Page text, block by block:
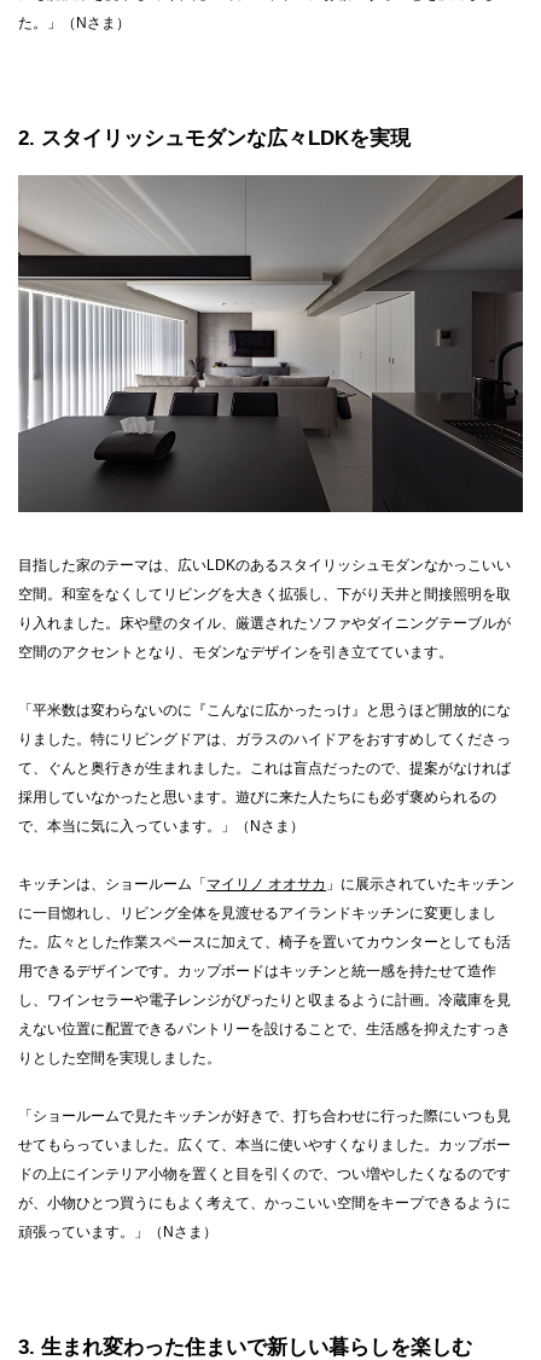
た。」（Nさま）
2 スタイリッシュモダンな広々LDKを実現
目指した家のテーマは、広いLDKのあるスタイリッシュモダンなかっこいい
空間。和室をなくしてリビングを大きく拡張し、下がり天井と間接照明を取
り入れました。床や壁のタイル、厳選されたソファやダイニングテーブルが
空間のアクセントとなり、モダンなデザインを引き立てています。
「平米数は変わらないのに『こんなに広かったっけ』と思うほど開放的にな
りました。特にリビングドアは、ガラスのハイドアをおすすめしてくださっ
て、ぐんと奥行きが生まれました。これは盲点だったので、提案がなければ
採用していなかったと思います。遊びに来た人たちにも必ず褒められるの
で、本当に気に入っています。」（Nさま）
キッチンは、ショールーム「マイリノ オオサカ 」に展示されていたキッチン
に一目惚れし、リビング全体を見渡せるアイランドキッチンに変更しまし
た。広々とした作業スペースに加えて、椅子を置いてカウンターとしても活
用できるデザインです。カップボードはキッチンと統一感を持たせて造作
し、ワインセラーや電子レンジがぴったりと収まるように計画。冷蔵庫を見
えない位置に配置できるパントリーを設けることで、生活感を抑えたすっき
りとした空間を実現しました。
「ショールームで見たキッチンが好きで、打ち合わせに行った際にいつも見
せてもらっていました。広くて、本当に使いやすくなりました。カップボー
ドの上にインテリア小物を置くと目を引くので、つい増やしたくなるのです
が、小物ひとつ買うにもよく考えて、かっこいい空間をキープできるように
頑張っています。」（Nさま）
3 生まれ変わった住まいで新しい暮らしを楽しむ